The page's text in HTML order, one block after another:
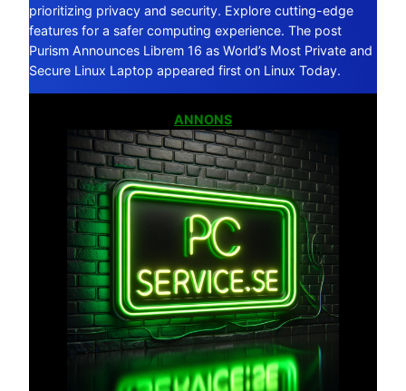
prioritizing privacy and security. Explore cutting-edge
features for a safer computing experience. The post
Purism Announces Librem 16 as World’s Most Private and
Secure Linux Laptop appeared first on Linux Today.
ANNONS